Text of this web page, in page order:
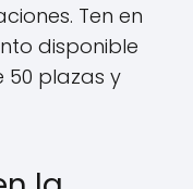
Ten en
disponible
50 plazas y